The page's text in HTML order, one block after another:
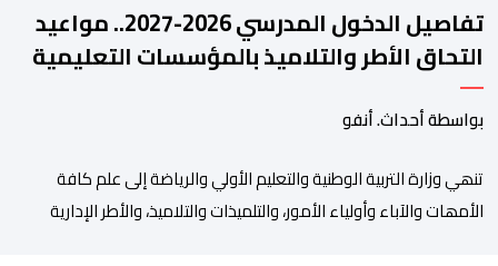
تفاصيل الدخول المدرسي 2026-2027.. مواعيد
التحاق الأطر والتلاميذ بالمؤسسات التعليمية
بواسطة أحداث. أنفو
تنھي وزارة التربیة الوطنیة والتعلیم الأولي والریاضة إلى علم كافة
الأمھات والآباء وأولیاء الأمور، والتلمیذات والتلامیذ، والأطر الإداریة